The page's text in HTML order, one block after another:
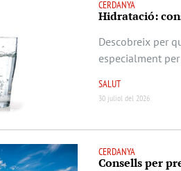
CERDANYA
Hidratació:
Descobreix per
especialment
SALUT
30 juliol del 2026
CERDANYA
Consells per